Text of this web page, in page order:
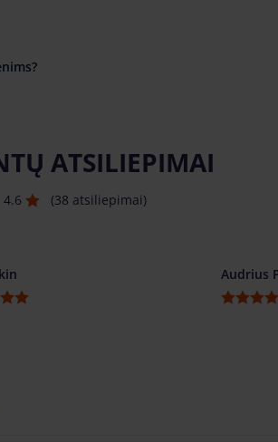
ATSILIEPIMAI
4.6 (38 atsiliepimai)
Audrius